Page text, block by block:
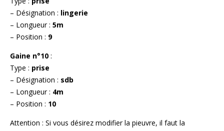
– Désignation : lingerie
– Longueur : 5m
– Position : 9
Gaine n°10 :
Type : prise
– Désignation : sdb
– Longueur : 4m
– Position : 10
Attention : Si vous désirez modifier la pieuvre, il faut la